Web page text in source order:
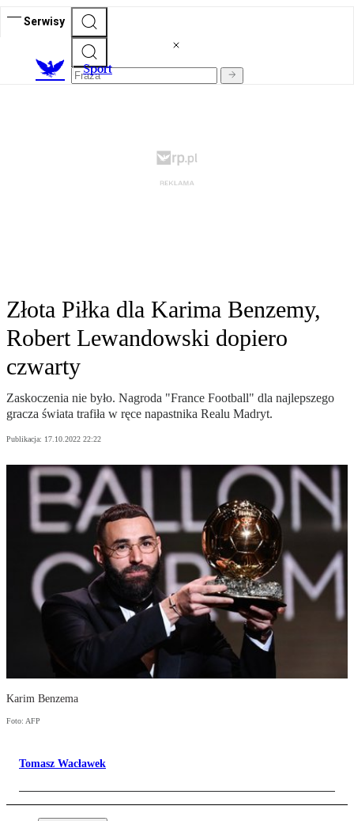
Serwisy
Sport
Złota Piłka dla Karima Benzemy,
Robert Lewandowski dopiero
czwarty
Zaskoczenia nie było. Nagroda "France Football" dla najlepszego
gracza świata trafiła w ręce napastnika Realu Madryt.
Publikacja: 17.10.2022 22:22
Karim Benzema
Foto: AFP
Tomasz Wacławek